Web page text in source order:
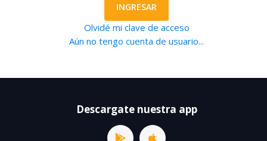
INGRESAR
Olvidé mi clave de acceso
Aún no tengo cuenta de usuario...
Descargate nuestra app